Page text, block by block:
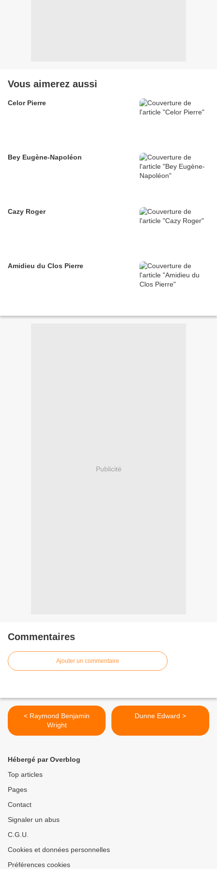
Vous aimerez aussi
Celor Pierre
Bey Eugène-Napoléon
Cazy Roger
Amidieu du Clos Pierre
Publicité
Commentaires
Ajouter un commentaire
< Raymond Benjamin
Wright
Dunne Edward >
Hébergé par Overblog
Top articles
Pages
Contact
Signaler un abus
C.G.U.
Cookies et données personnelles
Préférences cookies